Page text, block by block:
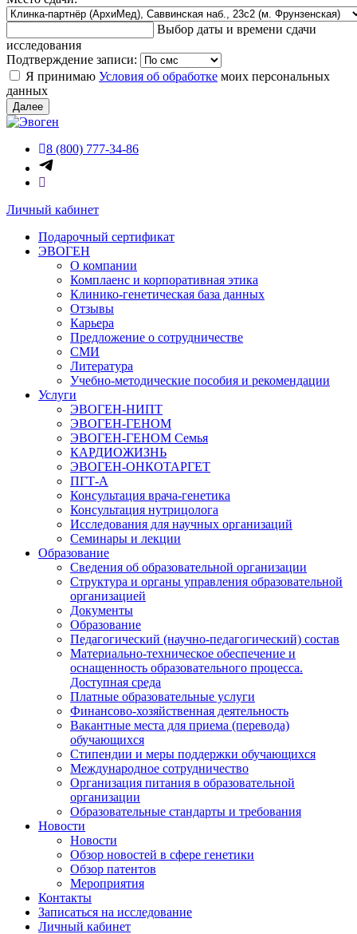
Выбор даты и времени сдачи
исследования
Подтверждение записи:
Я принимаю Условия об обработке моих персональных
данных
Далее
8 (800) 777-34-86
Личный кабинет
Подарочный сертификат
ЭВОГЕН
О компании
Комплаенс и корпоративная этика
Клинико-генетическая база данных
Отзывы
Карьера
Предложение о сотрудничестве
СМИ
Литература
Учебно-методические пособия и рекомендации
Услуги
ЭВОГЕН-НИПТ
ЭВОГЕН-ГЕНОМ
ЭВОГЕН-ГЕНОМ Семья
КАРДИОЖИЗНЬ
ЭВОГЕН-ОНКОТАРГЕТ
ПГТ-А
Консультация врача-генетика
Консультация нутрицолога
Исследования для научных организаций
Семинары и лекции
Образование
Сведения об образовательной организации
Структура и органы управления образовательной
организацией
Документы
Образование
Педагогический (научно-педагогический) состав
Материально-техническое обеспечение и
оснащенность образовательного процесса.
Доступная среда
Платные образовательные услуги
Финансово-хозяйственная деятельность
Вакантные места для приема (перевода)
обучающихся
Стипендии и меры поддержки обучающихся
Международное сотрудничество
Организация питания в образовательной
организации
Образовательные стандарты и требования
Новости
Новости
Обзор новостей в сфере генетики
Обзор патентов
Мероприятия
Контакты
Записаться на исследование
Личный кабинет